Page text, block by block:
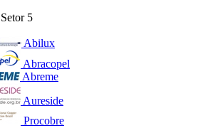
5
Abilux
Abracopel
Abreme
Aureside
Procobre